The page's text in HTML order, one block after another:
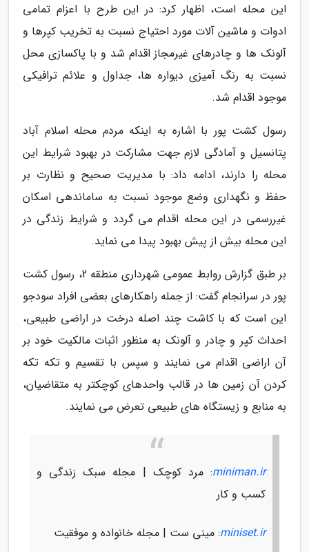
این محله است، اظهار کرد: در این طرح با اعزام تمامی
ادوات و ماشین آلات مورد احتیاج نسبت به تخریب کپرها و
آلونک ها و چادرهای غیرمجاز اقدام شد و با پاکسازی محل
نسبت به رنگ آمیزی دیواره ها، جداول و علائم ترافیکی
موجود اقدام شد.
رسول کشت پور با اشاره به اینکه مردم محله اسلام آباد
پتانسیل و آمادگی لازم جهت مشارکت در بهبود شرایط این
محله را دارند، ادامه داد: با مدیریت صحیح و نظارت بر
حفظ و نگهداری وضع موجود نسبت به ساماندهی اسکان
غیررسمی در این محله اقدام می گردد و شرایط زندگی در
این محله بیش از پیش بهبود پیدا می نماید.
بر طبق گزارش روابط عمومی شهرداری منطقه 2، رسول کشت
پور در سرانجام گفت: از جمله راهکارهای بعضی افراد سودجو
این است که با کاشت چند اصله درخت در اراضی طبیعی،
احداث کپر و چادر و آلونک به منظور اثبات مالکیت خود بر
آن اراضی اقدام می نمایند و سپس با تقسیم و تکه تکه
کردن آن زمین ها در قالب واحدهای کوچکتر به متقاضیان،
به منابع و زیستگاه های طبیعی تعرض می نمایند.
miniman.ir: مرد کوچک | مجله سبک زندگی و
کسب و کار
miniset.ir: مینی ست | مجله خانواده و موفقیت